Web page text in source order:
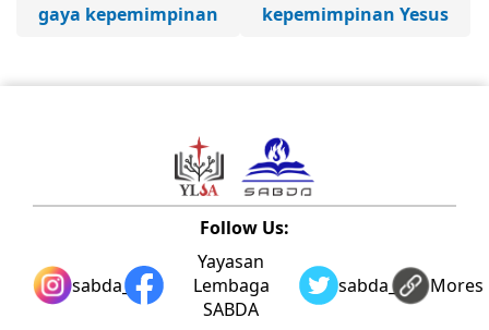
gaya kepemimpinan
kepemimpinan Yesus
Follow Us:
sabda_ylsa
Yayasan
Lembaga
SABDA
sabda_ylsaMores